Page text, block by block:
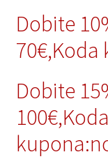
Dobite
Dobite
100€,Koda